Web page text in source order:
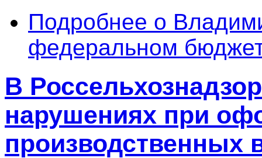
Подробнее о
федеральном
В
нарушениях при
производственных